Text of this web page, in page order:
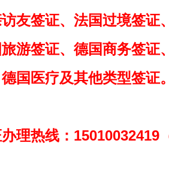
友签证、法国过境签证
游签证、德国商务签证
国医疗及其他类型签证
理热线：15010032419